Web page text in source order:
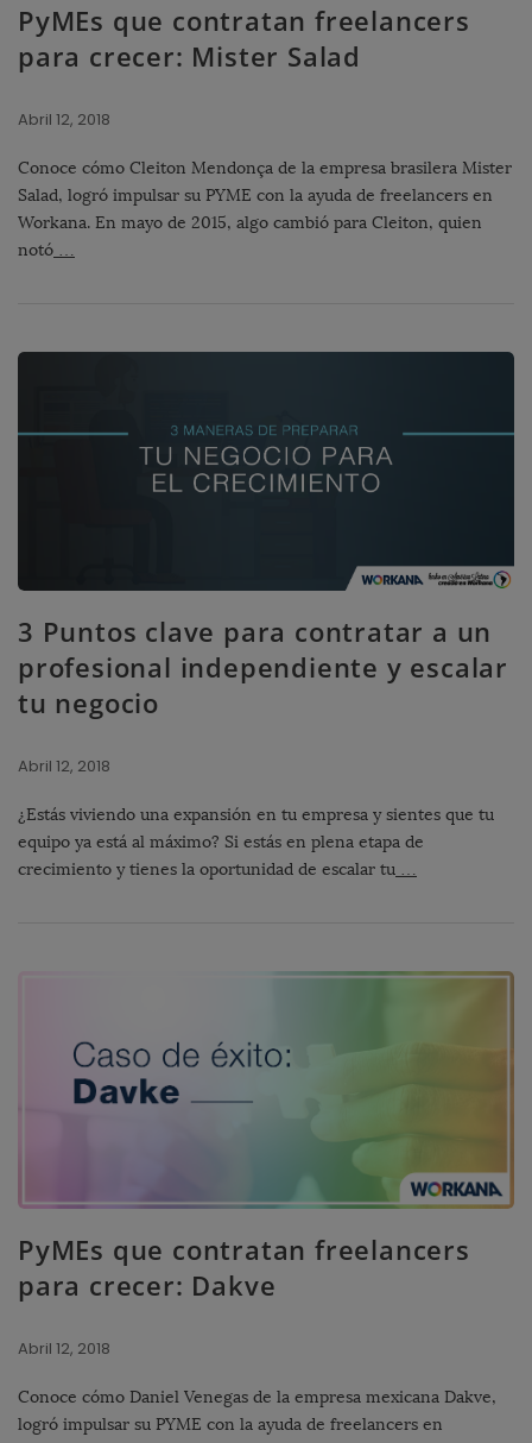
PyMEs que contratan freelancers
para crecer: Mister Salad
Abril 12, 2018
Conoce cómo Cleiton Mendonça de la empresa brasilera Mister
Salad, logró impulsar su PYME con la ayuda de freelancers en
Workana. En mayo de 2015, algo cambió para Cleiton, quien
notó …
3 Puntos clave para contratar a un
profesional independiente y escalar
tu negocio
Abril 12, 2018
¿Estás viviendo una expansión en tu empresa y sientes que tu
equipo ya está al máximo? Si estás en plena etapa de
crecimiento y tienes la oportunidad de escalar tu …
PyMEs que contratan freelancers
para crecer: Dakve
Abril 12, 2018
Conoce cómo Daniel Venegas de la empresa mexicana Dakve,
logró impulsar su PYME con la ayuda de freelancers en